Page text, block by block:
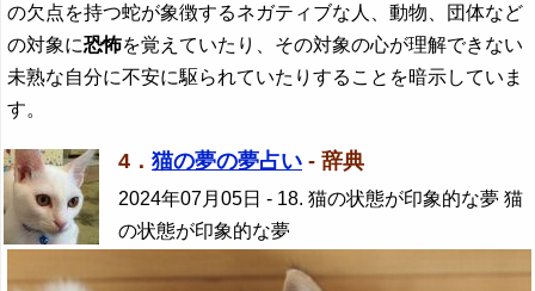
の欠点を持つ蛇が象徴するネガティブな人、動物、団体など
の対象に恐怖を覚えていたり、その対象の心が理解できない
未熟な自分に不安に駆られていたりすることを暗示していま
す。
4． 猫の夢の夢占い - 辞典
2024年07月05日 - 18. 猫の状態が印象的な夢 猫
の状態が印象的な夢